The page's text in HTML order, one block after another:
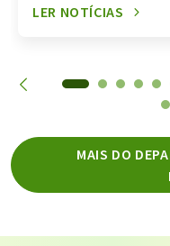
LER NOTÍCIAS
MAIS DO